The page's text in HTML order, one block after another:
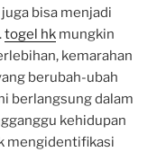
bisa menjadi
togel hk mungkin
kemarahan
berubah-ubah
berlangsung dalam
kehidupan
mengidentifikasi